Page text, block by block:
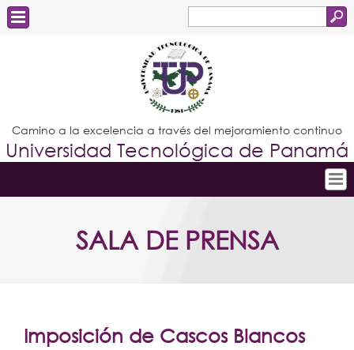
de
búsqueda
Estudiantes
Docentes
Administrativos
Graduados
Camino a la excelencia a través del mejoramiento continuo
Universidad Tecnológica de Panamá
Conoce la UTP
Postgrados
SALA DE PRENSA
Imposición de Cascos Blancos